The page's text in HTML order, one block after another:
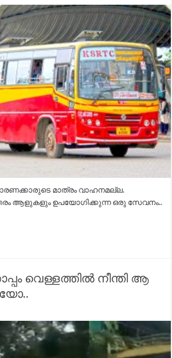
മാത്രം വാഹനമല്ല.
ആളുകളും ഉപയോഗിക്കുന്ന ഒരു സേവനം..
വെള്ളത്തില്‍ നീന്തി ആ